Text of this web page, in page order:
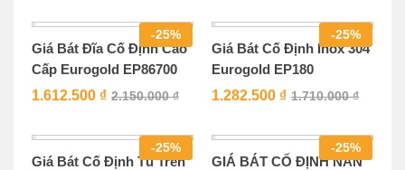
-25%
Giá Bát Đĩa Cố Định Cao
Cấp Eurogold EP86700
1.612.500 ₫ 2.150.000₫
-25%
Giá Bát Cố Định Inox 304
Eurogold EP180
1.282.500 ₫ 1.710.000₫
-25%
Giá Bát Cố Định Tủ Trên
-25%
GIÁ BÁT CỐ ĐỊNH NAN